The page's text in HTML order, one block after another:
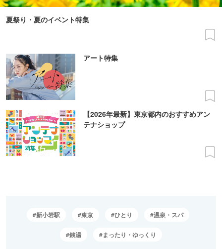
夏祭り・夏のイベント特集
アート特集
【2026年最新】東京都内のおすすめアン
テナショップ
新小岩駅 東京 ひとり 温泉・スパ
銭湯 まったり・ゆっくり